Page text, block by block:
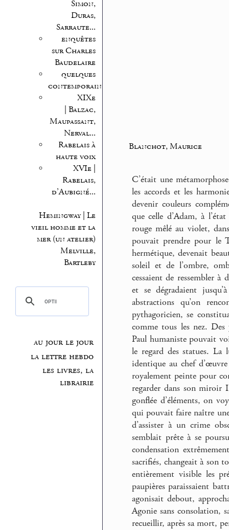
Simon,
Duras,
Sarraute...
enquêtes
sur Charles
Baudelaire
quelques
contemporains
XIXe
| Balzac,
Maupassant,
Nerval...
Rabelais à
haute voix
XVIe |
Rabelais,
d’Aubigné...
Hemingway | Le
vieil homme et la
mer (un atelier)
Melville,
Bartleby
au jour le jour
la lettre hebdo
les livres, la
librairie
Blanchot, Maurice
C’était une
les accords et les
devenir couleurs
que celle d’Adam, à
rouge mêlé au violet,
pouvait prendre pour le
hermétique, devenait
soleil et de l’ombre,
cessaient de ressembler à
et se dégradaient
abstractions qu’on
pythagoricien, se
comme tous les nez. Des
Paul humaniste pouvait
le regard des statues. La
identique au chef
royalement peinte pour
regarder dans son miroir
gonflée d’éléments, on
qui pouvait faire naître
d’assister à un crime
semblait prête à se
condensation
sacrifiés, changeait à son
entièrement visible les
paupières paraissaient
agonisait debout,
Agonie sans consolation,
recueillir, après sa mort,